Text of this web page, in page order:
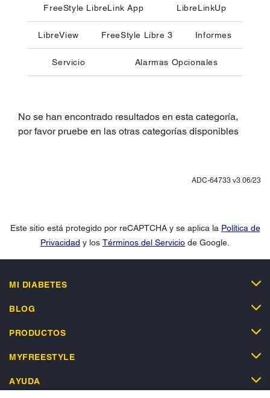
FreeStyle LibreLink App LibreLinkUp
LibreView FreeStyle Libre 3 Informes
Servicio Alarmas Opcionales
No se han encontrado resultados en esta categoría,
por favor pruebe en las otras categorías disponibles
ADC-64733 v3 06/23
Este sitio está protegido por reCAPTCHA y se aplica la Política de
Privacidad y los Términos del Servicio de Google.
MI DIABETES
BLOG
PRODUCTOS
MYFREESTYLE
AYUDA